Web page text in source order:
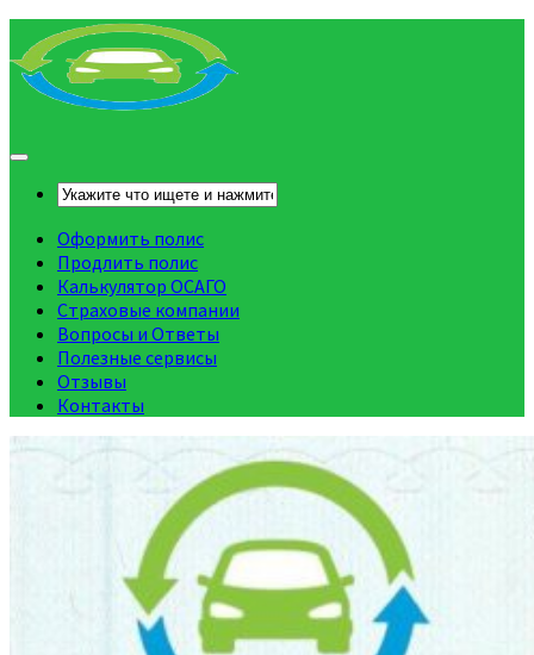
Оформить полис
Продлить полис
Калькулятор ОСАГО
Страховые компании
Вопросы и Ответы
Полезные сервисы
Отзывы
Контакты